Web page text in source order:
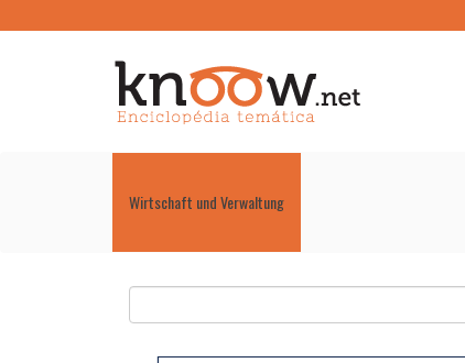
Wirtschaft und Verwaltung